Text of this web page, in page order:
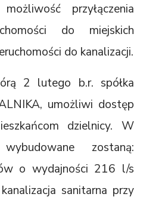
przyłączenia
do miejskich
do kanalizacji.
2 lutego b.r. spółka
umożliwi dostęp
dzielnicy. W
zostaną:
o wydajności 216 l/s
sanitarna przy